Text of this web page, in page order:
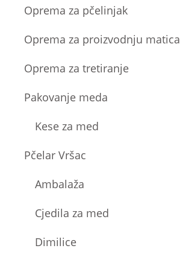
Oprema za pčelinjak
Oprema za proizvodnju matica
Oprema za tretiranje
Pakovanje meda
Kese za med
Pčelar Vršac
Ambalaža
Cjedila za med
Dimilice